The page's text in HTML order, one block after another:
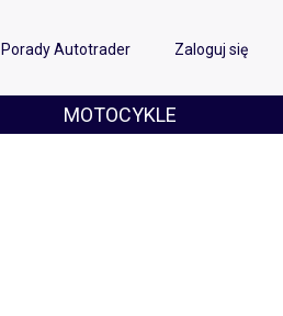
Porady Autotrader Zaloguj się
MOTOCYKLE